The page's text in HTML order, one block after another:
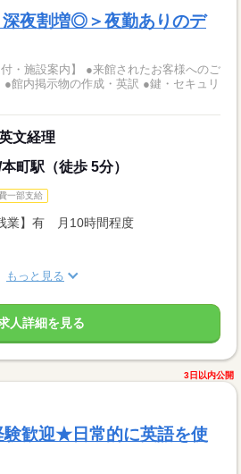
深夜割増◎＞夜勤ありのデ
付・施設案内】 ●来館されたお客様へのご
館内掲示物の作成・英訳 ●鍵・セキュリ
文経理
町駅（徒歩 5分）
一部支給
業】有 月10時間程度
もっと見る
人詳細を見る
3日以内公開
験歓迎★日常的に英語を使